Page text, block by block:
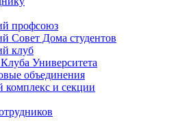
профсоюз
Совет Дома студентов
клуб
Университета
объединения
и секции